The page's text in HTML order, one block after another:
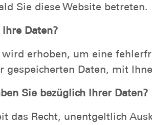
Sie diese Website betreten.
Daten?
wird erhoben, um eine
gespeicherten Daten, mit
Sie bezüglich Ihrer Daten?
das Recht, unentgeltlich